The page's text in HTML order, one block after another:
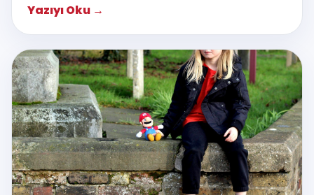
Yazıyı Oku →